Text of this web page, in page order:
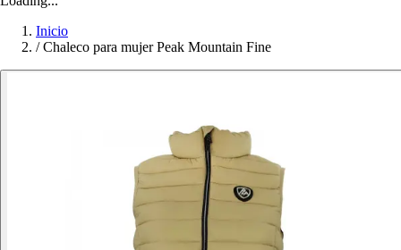
Inicio
/ Chaleco para mujer Peak Mountain Fine